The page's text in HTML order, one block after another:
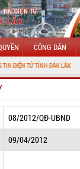
CÔNG DÂN
ĐẮK LẮK
08/2012/QĐ-UBND
09/04/2012